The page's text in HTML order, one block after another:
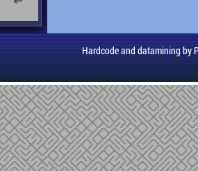
Hardcode and datamining by